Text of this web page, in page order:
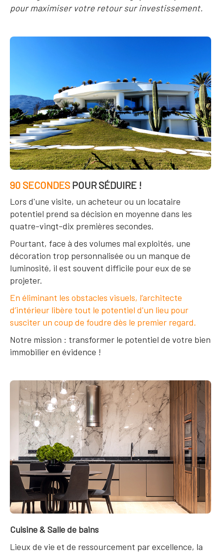
pour maximiser votre retour sur investissement.
90 SECONDES POUR SÉDUIRE !
Lors d'une visite, un acheteur ou un locataire
potentiel prend sa décision en moyenne dans les
quatre-vingt-dix premières secondes.
Pourtant, face à des volumes mal exploités, une
décoration trop personnalisée ou un manque de
luminosité, il est souvent difficile pour eux de se
projeter.
En éliminant les obstacles visuels, l’architecte
d’intérieur libère tout le potentiel d'un lieu pour
susciter un coup de foudre dès le premier regard.
Notre mission : transformer le potentiel de votre bien
immobilier en évidence !
Cuisine & Salle de bains
Lieux de vie et de ressourcement par excellence, la